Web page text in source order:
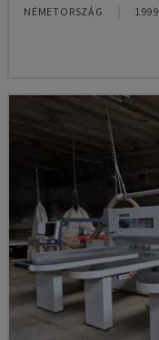
NÉMETORSZÁG 1999